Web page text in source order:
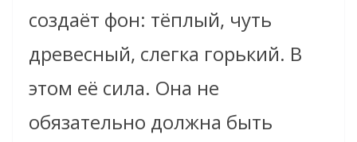
создаёт фон: тёплый, чуть
древесный, слегка горький. В
этом её сила. Она не
обязательно должна быть